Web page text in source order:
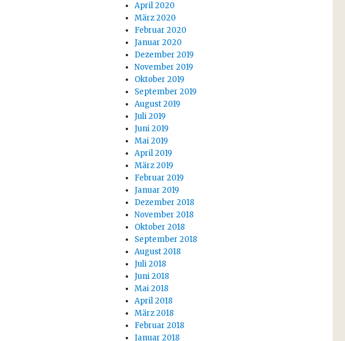
April 2020
März 2020
Februar 2020
Januar 2020
Dezember 2019
November 2019
Oktober 2019
September 2019
August 2019
Juli 2019
Juni 2019
Mai 2019
April 2019
März 2019
Februar 2019
Januar 2019
Dezember 2018
November 2018
Oktober 2018
September 2018
August 2018
Juli 2018
Juni 2018
Mai 2018
April 2018
März 2018
Februar 2018
Januar 2018